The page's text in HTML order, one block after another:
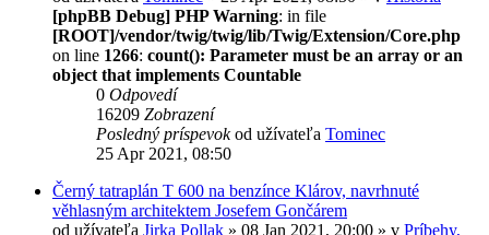
[phpBB Debug] PHP Warning: in file
[ROOT]/vendor/twig/twig/lib/Twig/Extension/Core.php
on line 1266: count(): Parameter must be an array or an
object that implements Countable
0 Odpovedí
16209 Zobrazení
Posledný príspevokod užívateľa Tominec
25 Apr 2021, 08:50
Černý tatraplán T 600 na benzínce Klárov, navrhnuté
věhlasným architektem Josefem Gončárem
od užívateľa Jirka Pollak » 08 Jan 2021, 20:00 » v Príbehy,